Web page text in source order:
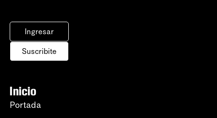
Ingresar
Suscribite
Inicio
Portada